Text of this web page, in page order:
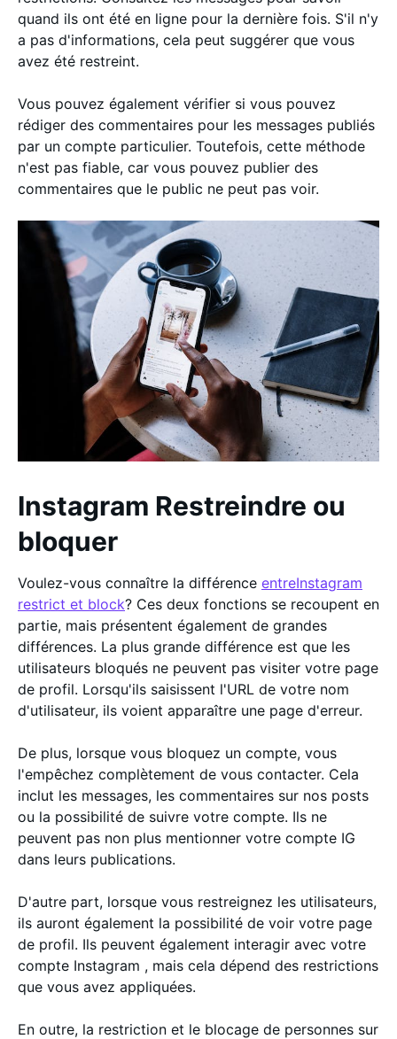
quand ils ont été en ligne pour la dernière fois. S'il n'y
a pas d'informations, cela peut suggérer que vous
avez été restreint.
Vous pouvez également vérifier si vous pouvez
rédiger des commentaires pour les messages publiés
par un compte particulier. Toutefois, cette méthode
n'est pas fiable, car vous pouvez publier des
commentaires que le public ne peut pas voir.
Instagram Restreindre ou
bloquer
Voulez-vous connaître la différence entreInstagram
restrict et block? Ces deux fonctions se recoupent en
partie, mais présentent également de grandes
différences. La plus grande différence est que les
utilisateurs bloqués ne peuvent pas visiter votre page
de profil. Lorsqu'ils saisissent l'URL de votre nom
d'utilisateur, ils voient apparaître une page d'erreur.
De plus, lorsque vous bloquez un compte, vous
l'empêchez complètement de vous contacter. Cela
inclut les messages, les commentaires sur nos posts
ou la possibilité de suivre votre compte. Ils ne
peuvent pas non plus mentionner votre compte IG
dans leurs publications.
D'autre part, lorsque vous restreignez les utilisateurs,
ils auront également la possibilité de voir votre page
de profil. Ils peuvent également interagir avec votre
compte Instagram , mais cela dépend des restrictions
que vous avez appliquées.
En outre, la restriction et le blocage de personnes sur